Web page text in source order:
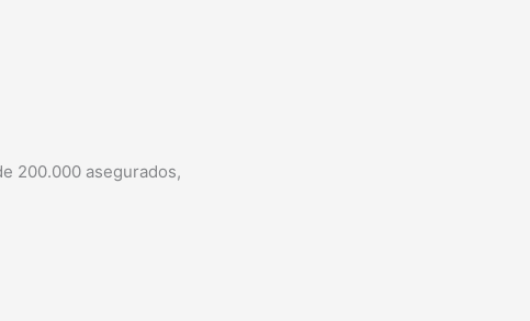
200.000 asegurados,